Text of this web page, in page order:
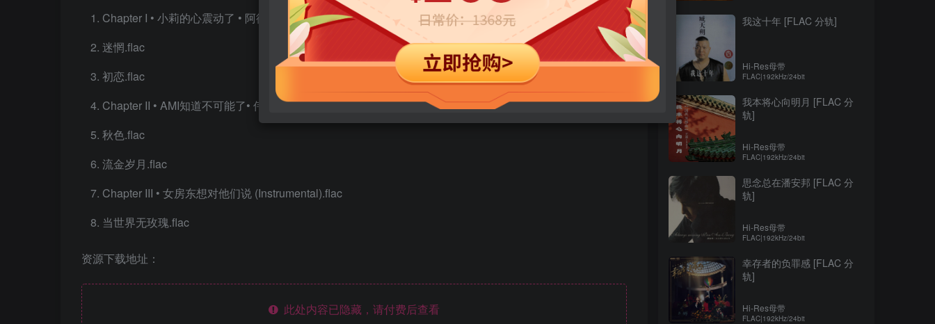
Chapter I • 小莉的心震动了 • 阿德的心却远走了 (Instrumental).flac
迷惘.flac
初恋.flac
Chapter II • AMI知道不可能了• 伟流泪了 (Instrumental).flac
秋色.flac
流金岁月.flac
Chapter III • 女房东想对他们说 (Instrumental).flac
当世界无玫瑰.flac
资源下载地址：
此处内容已隐藏，请付费后查看
我这十年 [FLAC 分轨]
Hi-Res母带
FLAC|192kHz/24bit
我本将心向明月 [FLAC 分
轨]
Hi-Res母带
FLAC|192kHz/24bit
思念总在潘安邦 [FLAC 分
轨]
Hi-Res母带
FLAC|192kHz/24bit
幸存者的负罪感 [FLAC 分
轨]
Hi-Res母带
FLAC|192kHz/24bit